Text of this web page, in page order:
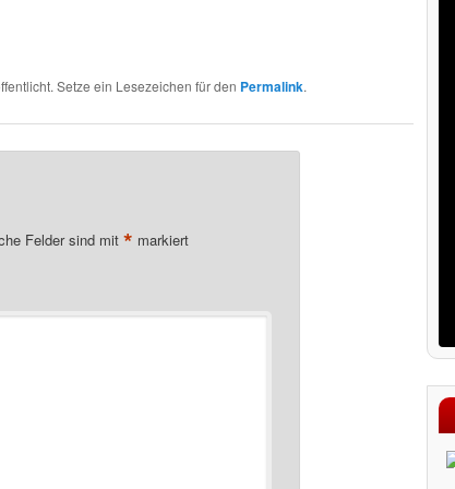
Setze ein Lesezeichen für den Permalink.
Felder sind mit * markiert